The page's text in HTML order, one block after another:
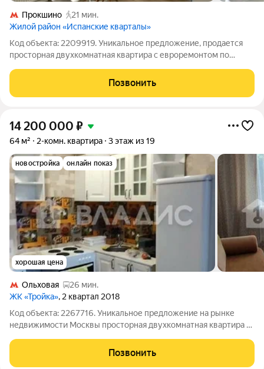
Прокшино
21 мин.
Жилой район «Испанские кварталы»
Код объекта: 2209919. Уникальное предложение, продается
просторная двухкомнатная квартира с евроремонтом по
двухкомнатную квартиру общей площадью 48 кв. м на
проспекте Магеллана, д. 4 в
Позвонить
14 200 000 ₽
64 м² 2-комн. квартира 3 этаж из 19
новостройка онлайн показ
хорошая цена
Ольховая
26 мин.
ЖК «Тройка», 2 квартал 2018
Код объекта: 2267716. Уникальное предложение на рынке
недвижимости Москвы просторная двухкомнатная квартира в
адресу: Троицк, Городская улица, 20. Дом построен в 2018 году
из кирпично-монолитных
Позвонить